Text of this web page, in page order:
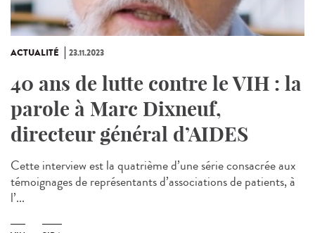
ACTUALITÉ 23.11.2023
40 ans de lutte contre le VIH : la
parole à Marc Dixneuf,
directeur général d’AIDES
Cette interview est la quatrième d’une série consacrée aux
témoignages de représentants d’associations de patients, à
l’...